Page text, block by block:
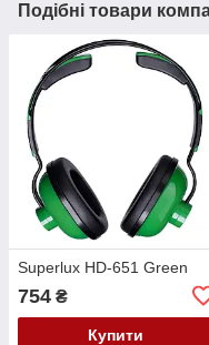
Подібні товари
Superlux HD-651 Green
754 ₴
Купити